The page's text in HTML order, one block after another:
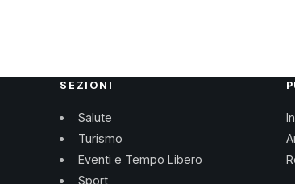
SEZIONI
Salute
Turismo
Eventi e Tempo Libero
Sport